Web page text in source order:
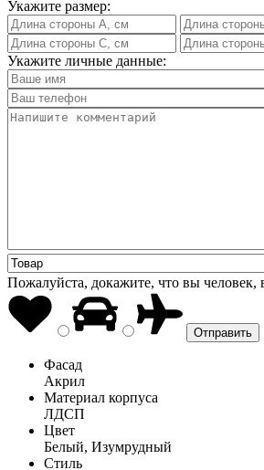
Укажите размер:
Укажите личные данные:
Пожалуйста, докажите, что вы человек,
Фасад
Акрил
Материал корпуса
ЛДСП
Цвет
Белый, Изумрудный
Стиль